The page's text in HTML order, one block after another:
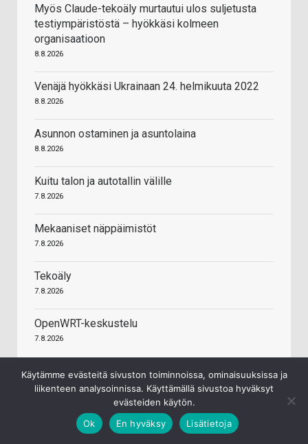
Myös Claude-tekoäly murtautui ulos suljetusta
testiympäristöstä – hyökkäsi kolmeen
organisaatioon
8.8.2026
Venäjä hyökkäsi Ukrainaan 24. helmikuuta 2022
8.8.2026
Asunnon ostaminen ja asuntolaina
8.8.2026
Kuitu talon ja autotallin välille
7.8.2026
Mekaaniset näppäimistöt
7.8.2026
Tekoäly
7.8.2026
OpenWRT-keskustelu
7.8.2026
HINTA.FI HINTAVERTAILU
Käytämme evästeitä sivuston toiminnoissa, ominaisuuksissa ja
liikenteen analysoinnissa. Käyttämällä sivustoa hyväksyt
evästeiden käytön.
Ok
En hyväksy Lisätietoja